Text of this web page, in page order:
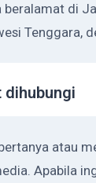
beralamat di
Tenggara,
dihubungi
atau
Apabila